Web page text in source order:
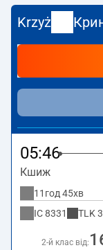
05:46.
інші потяги
маршрут на
Krzyż
05:46
Кшиж
11год 45хв
IC8331 TLK
2-й клас від: